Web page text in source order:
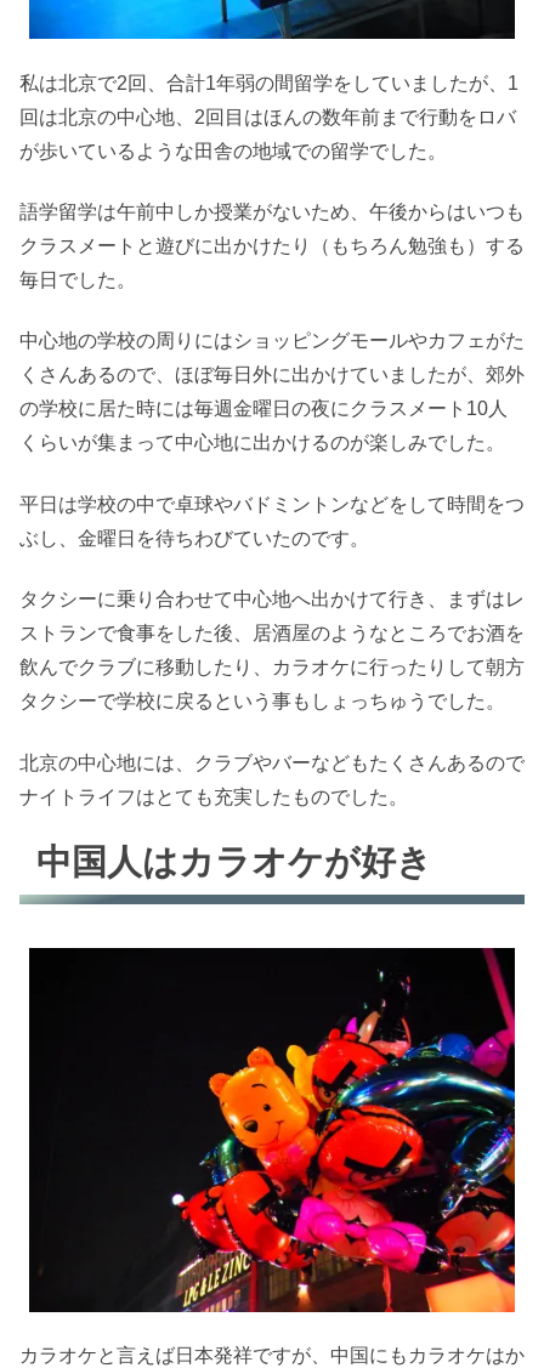
私は北京で2回、合計1年弱の間留学をしていましたが、1
回は北京の中心地、2回目はほんの数年前まで行動をロバ
が歩いているような田舎の地域での留学でした。
語学留学は午前中しか授業がないため、午後からはいつも
クラスメートと遊びに出かけたり（もちろん勉強も）する
毎日でした。
中心地の学校の周りにはショッピングモールやカフェがた
くさんあるので、ほぼ毎日外に出かけていましたが、郊外
の学校に居た時には毎週金曜日の夜にクラスメート10人
くらいが集まって中心地に出かけるのが楽しみでした。
平日は学校の中で卓球やバドミントンなどをして時間をつ
ぶし、金曜日を待ちわびていたのです。
タクシーに乗り合わせて中心地へ出かけて行き、まずはレ
ストランで食事をした後、居酒屋のようなところでお酒を
飲んでクラブに移動したり、カラオケに行ったりして朝方
タクシーで学校に戻るという事もしょっちゅうでした。
北京の中心地には、クラブやバーなどもたくさんあるので
ナイトライフはとても充実したものでした。
中国人はカラオケが好き
カラオケと言えば日本発祥ですが、中国にもカラオケはか